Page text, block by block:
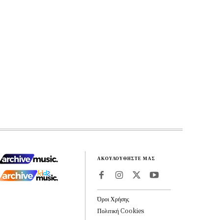
ΑΚΟΥΛΟΥΘΗΣΤΕ ΜΑΣ
Όροι Χρήσης
Πολιτική Cookies